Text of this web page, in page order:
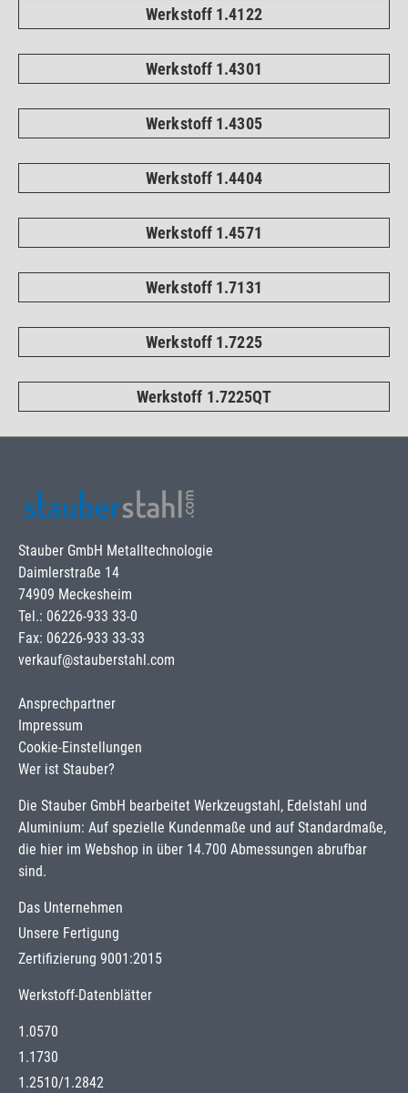
Werkstoff 1.4122
Werkstoff 1.4301
Werkstoff 1.4305
Werkstoff 1.4404
Werkstoff 1.4571
Werkstoff 1.7131
Werkstoff 1.7225
Werkstoff 1.7225QT
Stauber GmbH Metalltechnologie
Daimlerstraße 14
74909 Meckesheim
Tel.: 06226-933 33-0
Fax: 06226-933 33-33
verkauf@stauberstahl.com
Ansprechpartner
Impressum
Cookie-Einstellungen
Wer ist Stauber?
Die Stauber GmbH bearbeitet Werkzeugstahl, Edelstahl und
Aluminium: Auf spezielle Kundenmaße und auf Standardmaße,
die hier im Webshop in über 14.700 Abmessungen abrufbar
sind.
Das Unternehmen
Unsere Fertigung
Zertifizierung 9001:2015
Werkstoff-Datenblätter
1.0570
1.1730
1.2510/1.2842